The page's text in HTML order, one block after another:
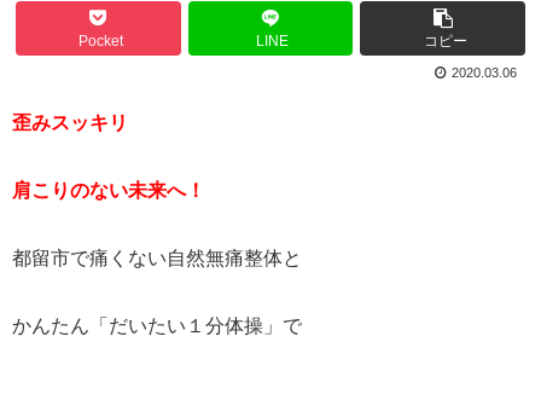
Pocket LINE コピー
2020.03.06
歪みスッキリ
肩こりのない未来へ！
都留市で痛くない自然無痛整体と
かんたん「だいたい１分体操」で